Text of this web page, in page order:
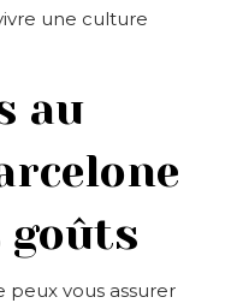
une culture
au
goûts
peux vous assurer